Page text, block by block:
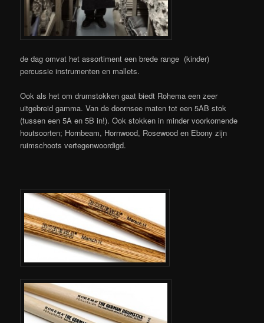
de dag omvat het assortiment een brede range (kinder)
percussie instrumenten en mallets.
Ook als het om drumstokken gaat biedt Rohema een zeer
uitgebreid gamma. Van de doornsee maten tot een 5AB stok
(tussen een 5A en 5B in!). Ook stokken in minder voorkomende
houtsoorten; Hornbeam, Hornwood, Rosewood en Ebony zijn
ruimschoots vertegenwoordigd.